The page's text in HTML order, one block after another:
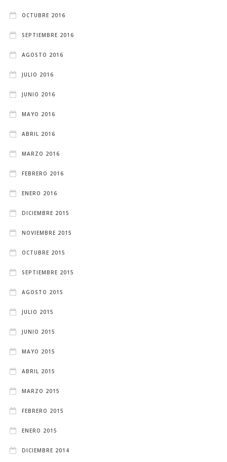
OCTUBRE 2016
SEPTIEMBRE 2016
AGOSTO 2016
JULIO 2016
JUNIO 2016
MAYO 2016
ABRIL 2016
MARZO 2016
FEBRERO 2016
ENERO 2016
DICIEMBRE 2015
NOVIEMBRE 2015
OCTUBRE 2015
SEPTIEMBRE 2015
AGOSTO 2015
JULIO 2015
JUNIO 2015
MAYO 2015
ABRIL 2015
MARZO 2015
FEBRERO 2015
ENERO 2015
DICIEMBRE 2014